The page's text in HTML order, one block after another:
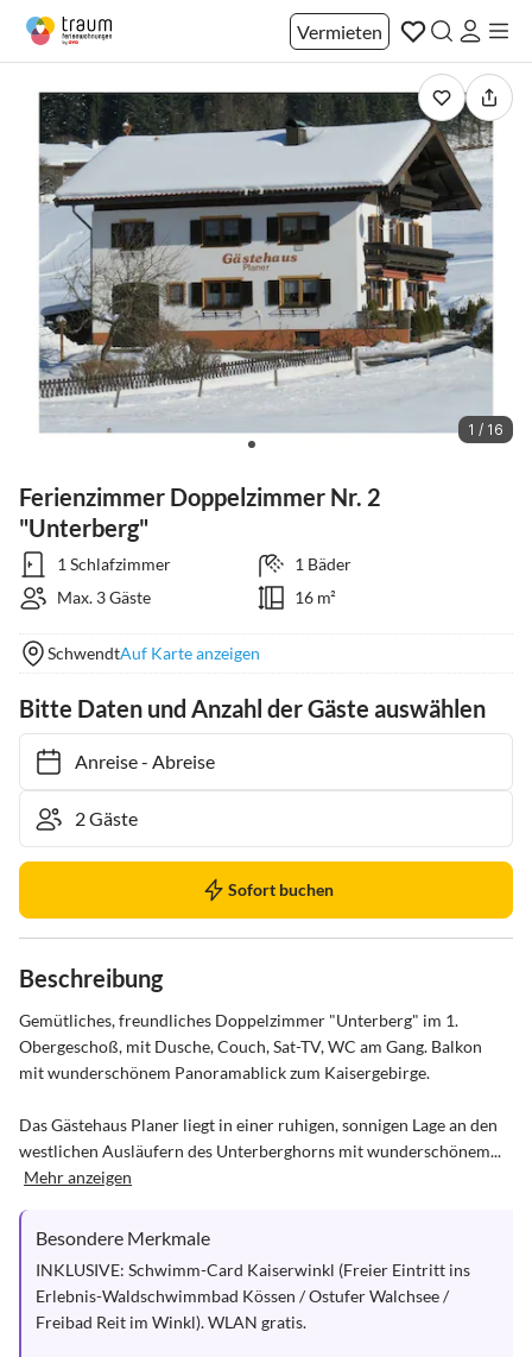
Vermieten
1 / 16
Ferienzimmer Doppelzimmer Nr. 2
"Unterberg"
1 Schlafzimmer
1 Bäder
Max. 3 Gäste
16 m²
SchwendtAuf Karte anzeigen
Bitte Daten und Anzahl der Gäste auswählen
Anreise- Abreise
Sofort buchen
Beschreibung
Gemütliches, freundliches Doppelzimmer "Unterberg" im 1.
Obergeschoß, mit Dusche, Couch, Sat-TV, WC am Gang. Balkon
mit wunderschönem Panoramablick zum Kaisergebirge.
Das Gästehaus Planer liegt in einer ruhigen, sonnigen Lage an den
westlichen Ausläufern des Unterberghorns mit wunderschönem...
Mehr anzeigen
Besondere Merkmale
INKLUSIVE: Schwimm-Card Kaiserwinkl (Freier Eintritt ins
Erlebnis-Waldschwimmbad Kössen / Ostufer Walchsee /
Freibad Reit im Winkl). WLAN gratis.